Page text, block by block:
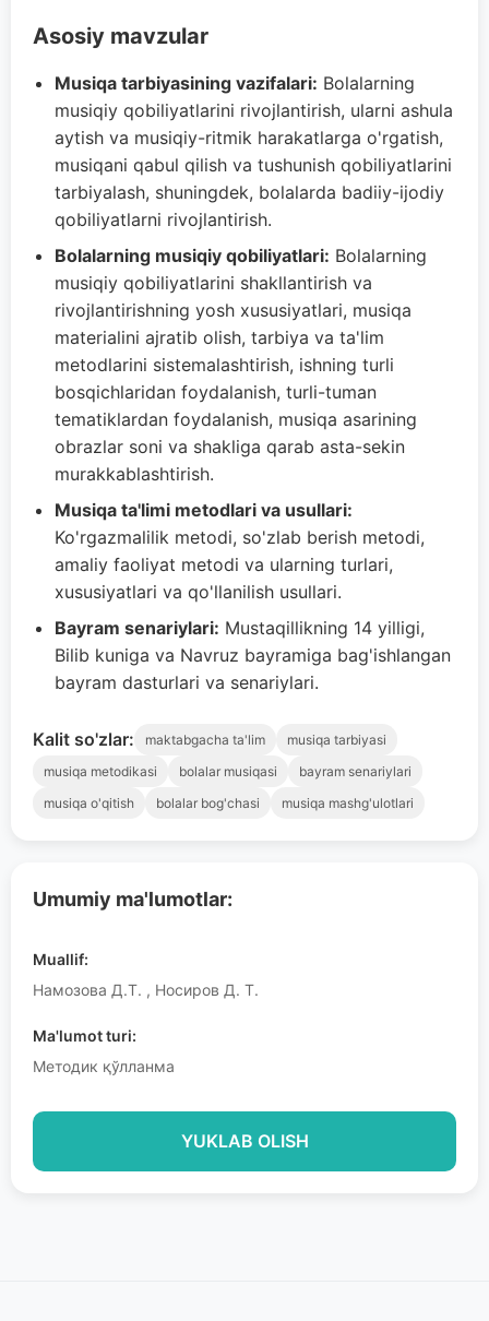
Umumiy ma'lumotlar:
Muallif:
Намозова Д.Т. , Носиров Д. Т.
Ma'lumot turi:
Методик қўлланма
YUKLAB OLISH
Asosiy mavzular
Musiqa tarbiyasining vazifalari: Bolalarning
musiqiy qobiliyatlarini rivojlantirish, ularni ashula
aytish va musiqiy-ritmik harakatlarga o'rgatish,
musiqani qabul qilish va tushunish qobiliyatlarini
tarbiyalash, shuningdek, bolalarda badiiy-ijodiy
qobiliyatlarni rivojlantirish.
Bolalarning musiqiy qobiliyatlari: Bolalarning
musiqiy qobiliyatlarini shakllantirish va
rivojlantirishning yosh xususiyatlari, musiqa
materialini ajratib olish, tarbiya va ta'lim
metodlarini sistemalashtirish, ishning turli
bosqichlaridan foydalanish, turli-tuman
tematiklardan foydalanish, musiqa asarining
obrazlar soni va shakliga qarab asta-sekin
murakkablashtirish.
Musiqa ta'limi metodlari va usullari:
Ko'rgazmalilik metodi, so'zlab berish metodi,
amaliy faoliyat metodi va ularning turlari,
xususiyatlari va qo'llanilish usullari.
Bayram senariylari: Mustaqillikning 14 yilligi,
Bilib kuniga va Navruz bayramiga bag'ishlangan
bayram dasturlari va senariylari.
Kalit so'zlar: maktabgacha ta'lim
musiqa tarbiyasi
musiqa metodikasi
bolalar musiqasi
bayram senariylari
musiqa o'qitish
bolalar bog'chasi musiqa mashg'ulotlari